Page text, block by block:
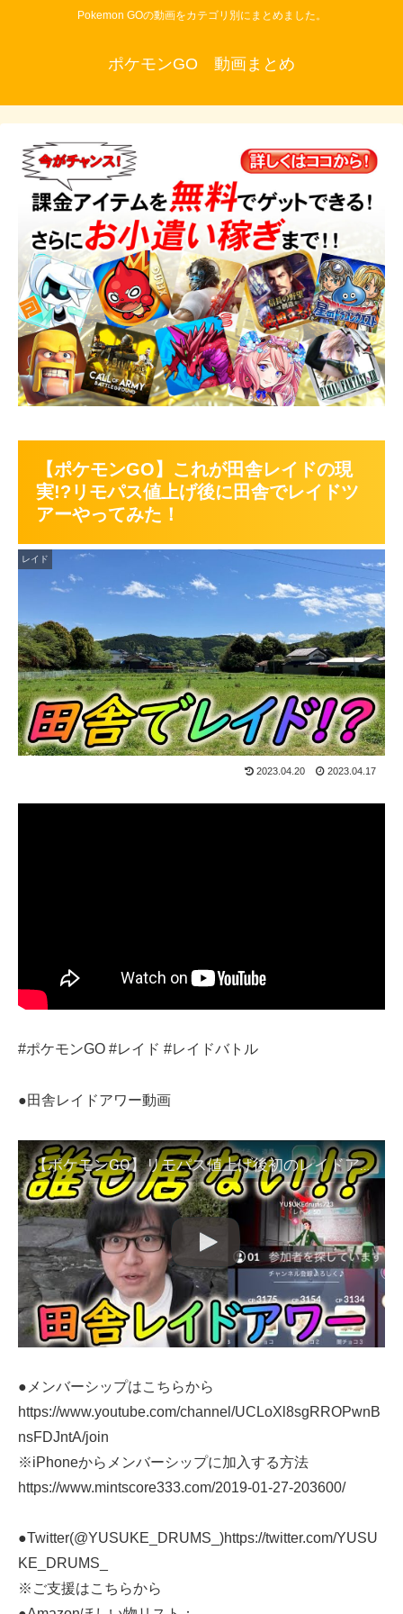
Pokemon GOの動画をカテゴリ別にまとめました。
ポケモンGO 動画まとめ
【ポケモンGO】これが田舎レイドの現
実!?リモパス値上げ後に田舎でレイドツ
アーやってみた！
レイド
2023.04.20 2023.04.17
#ポケモンGO #レイド #レイドバトル
●田舎レイドアワー動画
【ポケモンGO】リモパス値上げ後初のレイドアワー！田舎にあるのは希望か絶望か!?【ランドロス】
●メンバーシップはこちらから
https://www.youtube.com/channel/UCLoXl8sgRROPwnB
nsFDJntA/join
※iPhoneからメンバーシップに加入する方法
https://www.mintscore333.com/2019-01-27-203600/
●Twitter(@YUSUKE_DRUMS_)https://twitter.com/YUSU
KE_DRUMS_
※ご支援はこちらから